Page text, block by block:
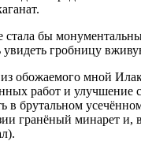
бы
гробницу
обожаемого мной
работ и улучшение
в брутальном
гранёный минарет и,